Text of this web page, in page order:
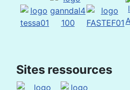
Sites ressources